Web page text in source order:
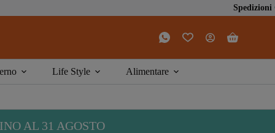
Spedizioni GRATIS da €
Carrello
Life Style Alimentare
AL 31 AGOSTO